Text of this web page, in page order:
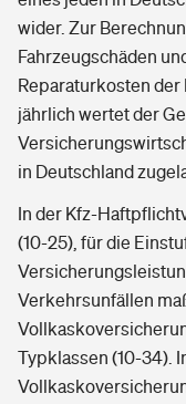
wider. Zur
Fahrzeugschäden
Reparaturkosten der
jährlich wertet der
in Deutschland
In der Kfz-
(10-25), für die
Verkehrsunfällen
Typklassen (10-34).